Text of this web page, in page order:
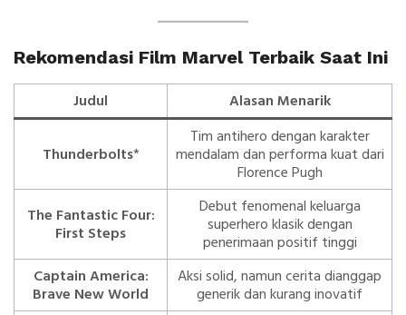
Rekomendasi Film Marvel Terbaik Saat Ini
Judul Alasan Menarik
Thunderbolts*
Tim antihero dengan karakter
mendalam dan performa kuat dari
Florence Pugh
The Fantastic Four:
First Steps
Debut fenomenal keluarga
superhero klasik dengan
penerimaan positif tinggi
Captain America:
Brave New World
Aksi solid, namun cerita dianggap
generik dan kurang inovatif